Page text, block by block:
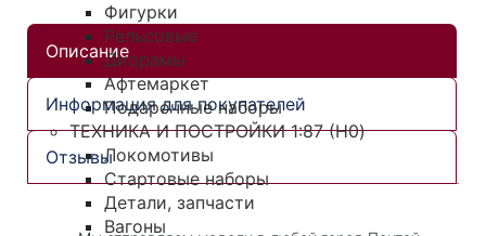
Фигурки
Рельсовые
Диорамы
Афтемаркет
Подарочные наборы
ТЕХНИКА И ПОСТРОЙКИ 1:87 (H0)
Локомотивы
Стартовые наборы
Детали, запчасти
Вагоны
Описание
Информация для покупателей
Отзывы